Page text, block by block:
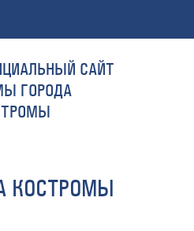
САЙТ
ГОРОДА
КОСТРОМЫ